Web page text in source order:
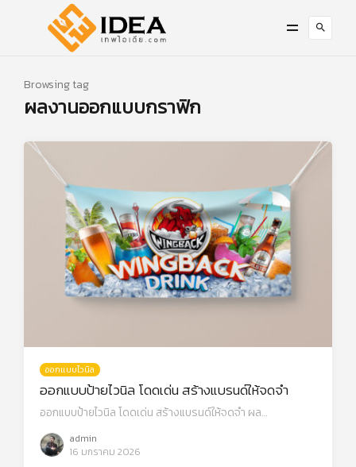
Browsing tag
ผลงานออกแบบกราฟิก
ออกแบบไวนิล
ออกแบบป้ายไวนิล โดดเด่น สร้างแบรนด์ให้จดจำ
ออกแบบป้ายไวนิล โดดเด่น สร้างแบรนด์ให้จดจำ ผล…
admin
16 มกราคม 2026